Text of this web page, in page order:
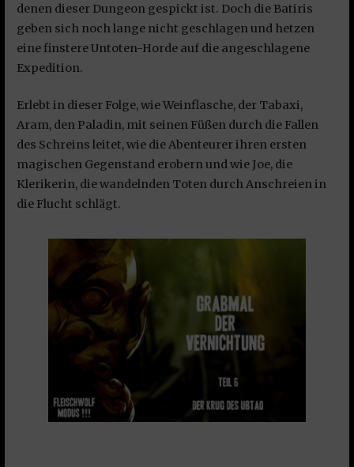
denen dieser Dungeon gespickt ist. Doch die Batiris
geben sich noch lange nicht geschlagen und hetzen
eine finstere Untoten-Horde auf die angeschlagene
Expedition.
Erlebt in dieser Folge, wie Weinflasche, der Tabaxi,
Aram, den Paladin, mit seinen Füßen durch die Fallen
des Schreins leitet, wie die Abenteurer ihren ersten
magischen Gegenstand erobern und wie Joe, die
Klerikerin, die wandelnden Toten durch Anschreien in
die Flucht schlägt.